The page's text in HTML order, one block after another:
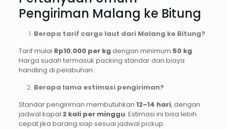
Pengiriman Malang ke Bitung
Berapa tarif cargo laut dari Malang ke Bitung?
Tarif mulai Rp10.000 per kg dengan minimum 50 kg.
Harga sudah termasuk packing standar dan biaya
handling di pelabuhan.
Berapa lama estimasi pengiriman?
Standar pengiriman membutuhkan 12–14 hari, dengan
jadwal kapal 2 kali per minggu. Estimasi ini bisa lebih
cepat jika barang siap sesuai jadwal pickup.